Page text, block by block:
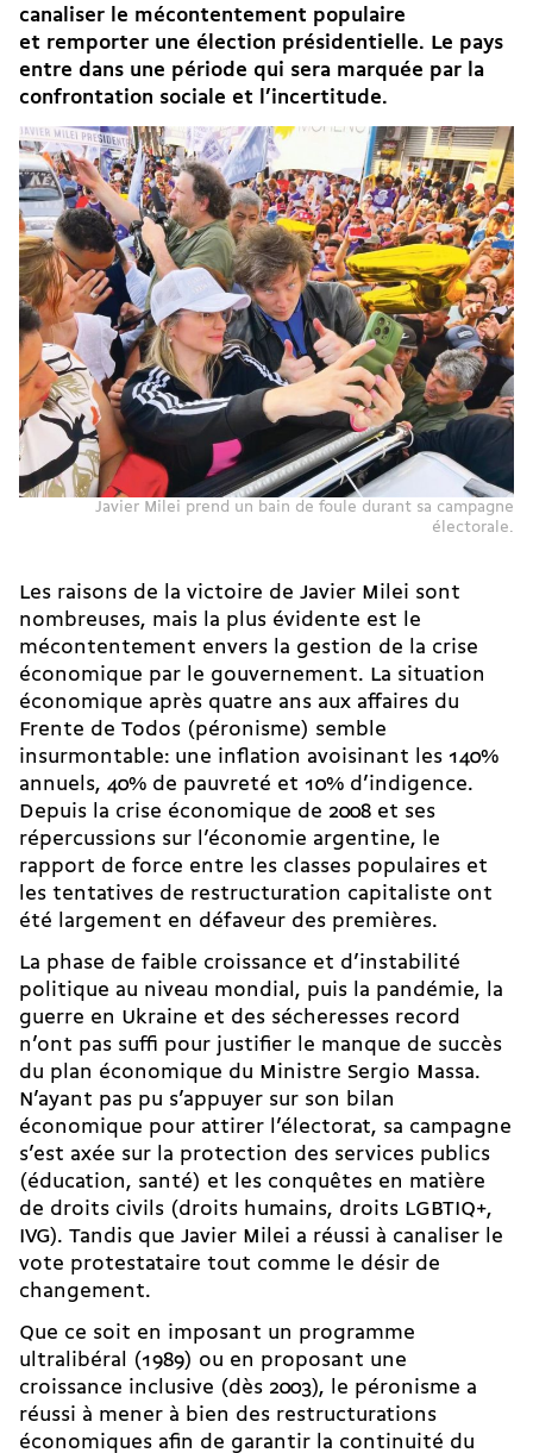
canaliser le mécontentement populaire
et remporter une élection présidentielle. Le pays
entre dans une période qui sera marquée par la
confrontation sociale et l’incertitude.
Javier Milei prend un bain de foule durant sa campagne
électorale.
Les raisons de la victoire de Javier Milei sont
nombreuses, mais la plus évidente est le
mécontentement envers la gestion de la crise
économique par le gouvernement. La situation
économique après quatre ans aux affaires du
Frente de Todos (péronisme) semble
insurmontable: une inflation avoisinant les 140%
annuels, 40% de pauvreté et 10% d’indigence.
Depuis la crise économique de 2008 et ses
répercussions sur l’économie argentine, le
rapport de force entre les classes populaires et
les tentatives de restructuration capitaliste ont
été largement en défaveur des premières.
La phase de faible croissance et d’instabilité
politique au niveau mondial, puis la pandémie, la
guerre en Ukraine et des sécheresses record
n’ont pas suffi pour justifier le manque de succès
du plan économique du Ministre Sergio Massa.
N’ayant pas pu s’appuyer sur son bilan
économique pour attirer l’électorat, sa campagne
s’est axée sur la protection des services publics
(éducation, santé) et les conquêtes en matière
de droits civils (droits humains, droits LGBTIQ+,
IVG). Tandis que Javier Milei a réussi à canaliser le
vote protestataire tout comme le désir de
changement.
Que ce soit en imposant un programme
ultralibéral (1989) ou en proposant une
croissance inclusive (dès 2003), le péronisme a
réussi à mener à bien des restructurations
économiques afin de garantir la continuité du